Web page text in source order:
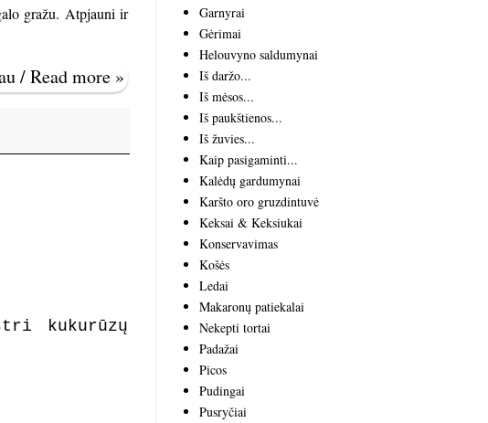
gražu. Atpjauni ir
/ Read more »
kukurūzų
Garnyrai
Gėrimai
Helouvyno saldumynai
Iš daržo...
Iš mėsos...
Iš paukštienos...
Iš žuvies...
Kaip pasigaminti...
Kalėdų gardumynai
Karšto oro gruzdintuvė
Keksai & Keksiukai
Konservavimas
Košės
Ledai
Makaronų patiekalai
Nekepti tortai
Padažai
Picos
Pudingai
Pusryčiai